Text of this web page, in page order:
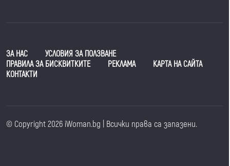
ЗА НАС
УСЛОВИЯ ЗА ПОЛЗВАНЕ
ПРАВИЛА ЗА БИСКВИТКИТЕ
РЕКЛАМА
КАРТА НА САЙТА
КОНТАКТИ
© Copyright 2026 iWoman.bg | Всички права са запазени.